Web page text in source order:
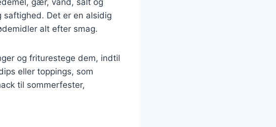
saftighed. Det er en alsidig
alt efter smag.
og friturestege dem, indtil
eller toppings, som
til sommerfester,